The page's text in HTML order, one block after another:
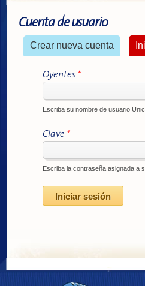
Cuenta de usuario
Solapas principales
Crear nueva cuenta
Oyentes *
Escriba su nombre de usuario
Clave *
Escriba la contraseña asignada a